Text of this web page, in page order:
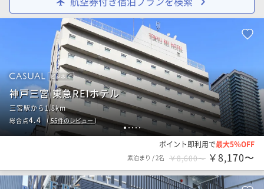
1 2345
ビジネス
神戸三宮 東急REIホテル
三宮駅から1.8km
総合点4.4（55件のレビュー）
ポイント即利用で最大5％OFF
素泊まり /2名 ￥8,600〜 ￥8,170〜